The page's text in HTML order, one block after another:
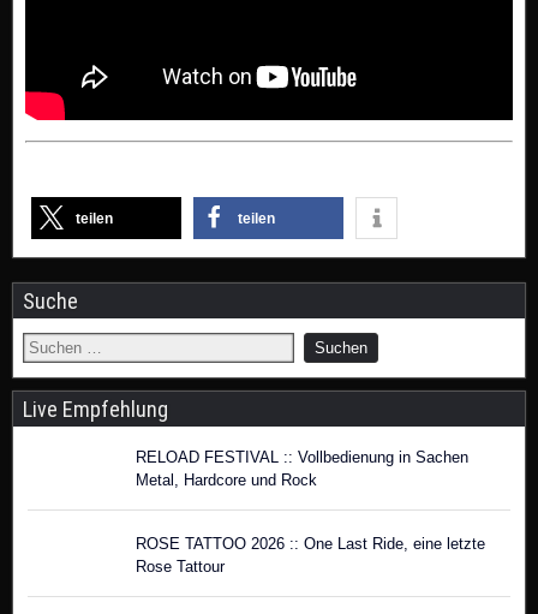
teilen teilen
Suche
Live Empfehlung
RELOAD FESTIVAL :: Vollbedienung in Sachen
Metal, Hardcore und Rock
ROSE TATTOO 2026 :: One Last Ride, eine letzte
Rose Tattour